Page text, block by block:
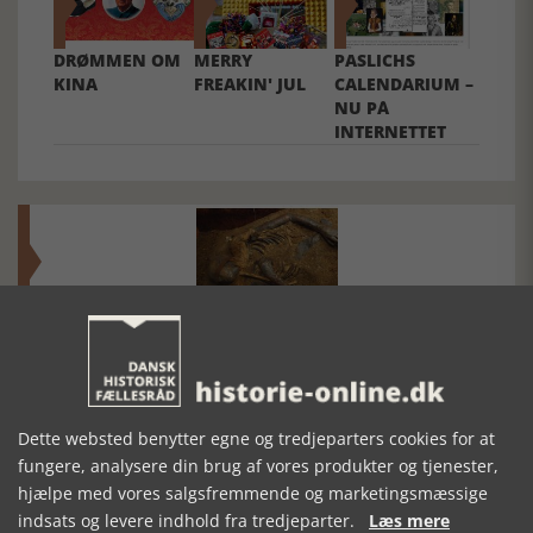
DRØMMEN OM
KINA
MERRY
FREAKIN' JUL
PASLICHS
CALENDARIUM –
NU PÅ
INTERNETTET
Den største samling af moselig i verden på Museum
Silkeborg Hovedgården
Dette websted benytter egne og tredjeparters cookies for at
fungere, analysere din brug af vores produkter og tjenester,
hjælpe med vores salgsfremmende og marketingsmæssige
indsats og levere indhold fra tredjeparter. Læs mere